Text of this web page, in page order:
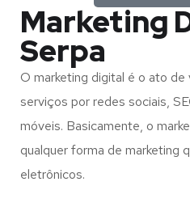
Marketing
Serpa
O marketing digital é o ato
serviços por redes sociais,
móveis. Basicamente, o
qualquer forma de marketing
eletrônicos.